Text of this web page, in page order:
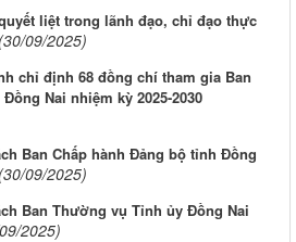
liệt trong lãnh đạo, chỉ đạo thực
(30/09/2025)
chỉ định 68 đồng chí tham gia Ban
Nai nhiệm kỳ 2025-2030
Ban Chấp hành Đảng bộ tỉnh Đồng
(30/09/2025)
Ban Thường vụ Tỉnh ủy Đồng Nai
2025)